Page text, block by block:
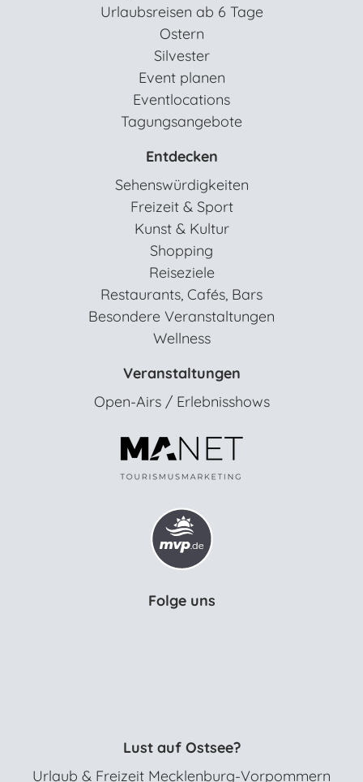
Urlaubsreisen ab 6 Tage
Ostern
Silvester
Event planen
Eventlocations
Tagungsangebote
Entdecken
Sehenswürdigkeiten
Freizeit & Sport
Kunst & Kultur
Shopping
Reiseziele
Restaurants, Cafés, Bars
Besondere Veranstaltungen
Wellness
Veranstaltungen
Open-Airs / Erlebnisshows
Folge uns
Lust auf Ostsee?
Urlaub & Freizeit Mecklenburg-Vorpommern